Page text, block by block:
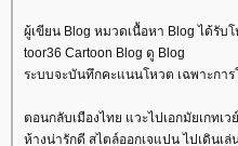
ผู้เขียน Blog หมวดเนื้อหา Blog ได้รับ
toor36 Cartoon Blog ดู Blog
ระบบจะบันทึกคะแนนโหวต เฉพาะกา
ตอนกลับเมืองไทย แวะไปเอกมัยเกทเว
ห้างน่ารักดี สไตล์ออกเจแปน ไปเดินเ